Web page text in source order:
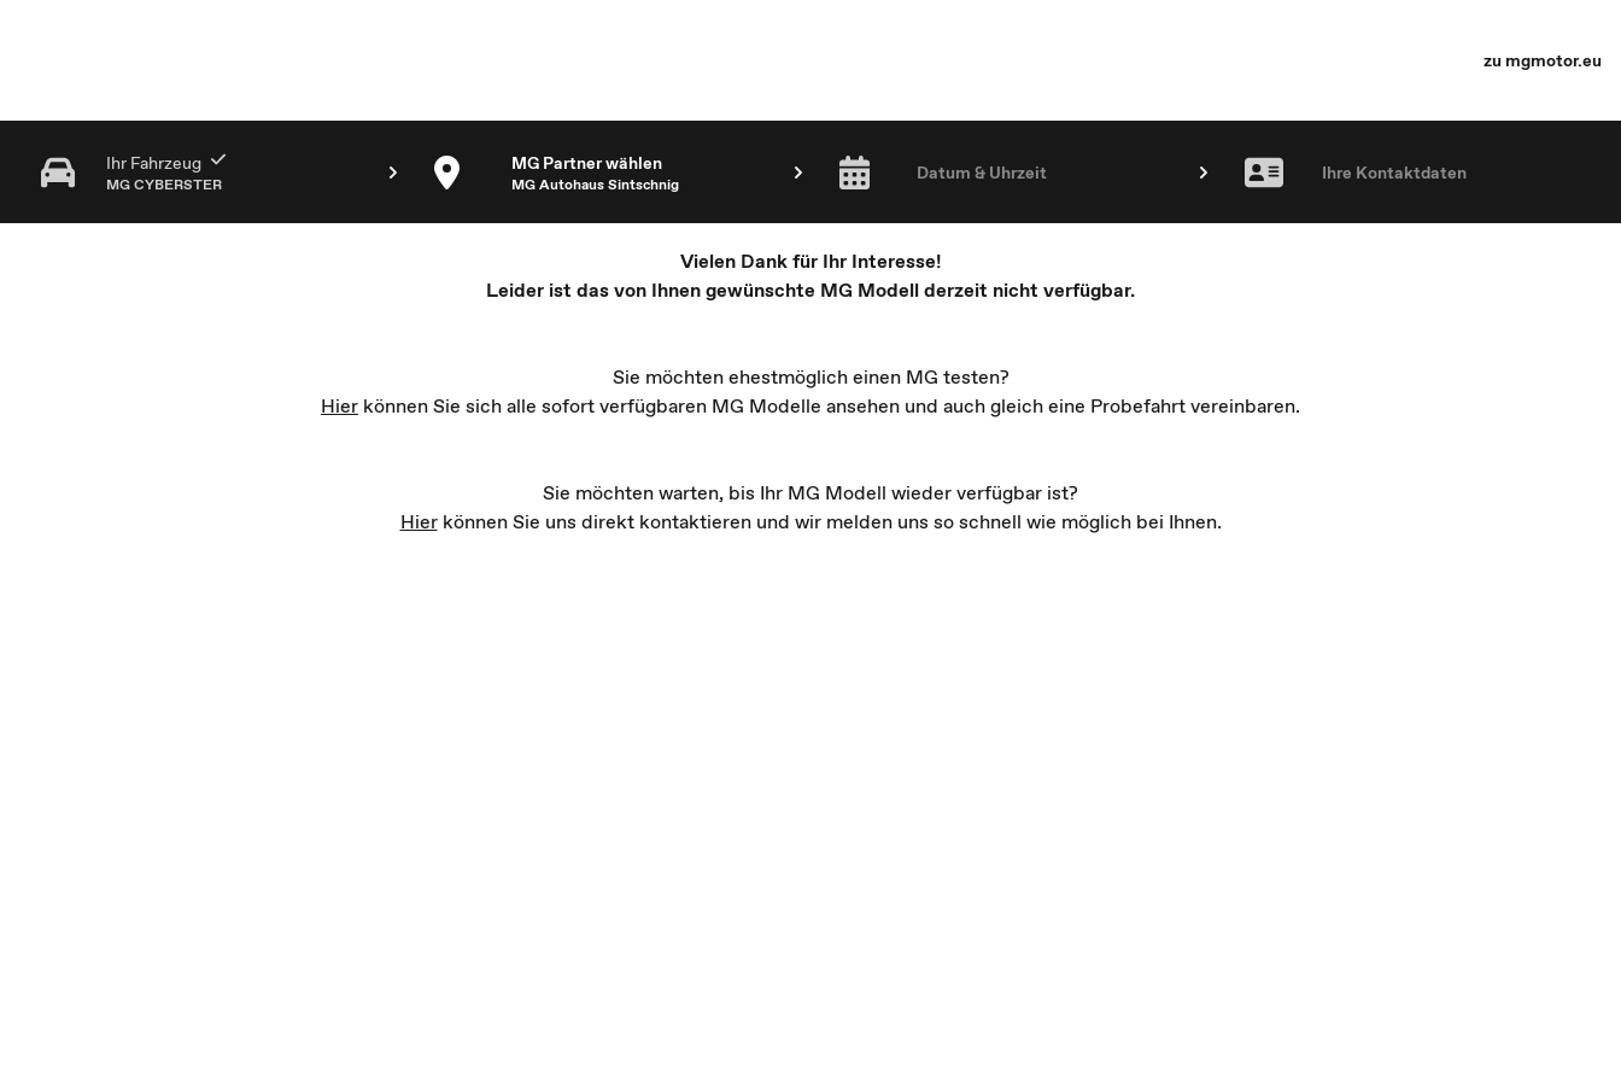
zu mgmotor.eu
Ihr Fahrzeug
MG CYBERSTER
MG Partner wählen
MG Autohaus Sintschnig
Datum & Uhrzeit Ihre Kontaktdaten
Vielen Dank für Ihr Interesse!
Leider ist das von Ihnen gewünschte MG Modell derzeit nicht verfügbar.
Sie möchten ehestmöglich einen MG testen?
Hier können Sie sich alle sofort verfügbaren MG Modelle ansehen und auch gleich eine Probefahrt vereinbaren.
Sie möchten warten, bis Ihr MG Modell wieder verfügbar ist?
Hier können Sie uns direkt kontaktieren und wir melden uns so schnell wie möglich bei Ihnen.